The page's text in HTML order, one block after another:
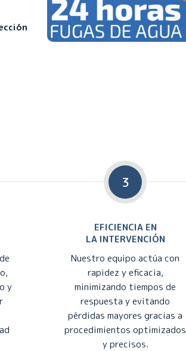
y
3
EFICIENCIA EN
LA INTERVENCIÓN
Nuestro equipo actúa con
rapidez y eficacia,
minimizando tiempos de
respuesta y evitando
pérdidas mayores gracias a
procedimientos optimizados
y precisos.